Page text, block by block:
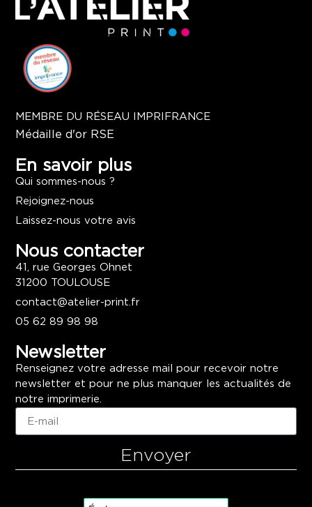
MEMBRE DU RÉSEAU IMPRIFRANCE
Médaille d'or RSE
En savoir plus
Qui sommes-nous ?
Rejoignez-nous
Laissez-nous votre avis
Nous contacter
41, rue Georges Ohnet
31200 TOULOUSE
contact@atelier-print.fr
05 62 89 98 98
Newsletter
Renseignez votre adresse mail pour recevoir notre
newsletter et pour ne plus manquer les actualités de
notre imprimerie.
Envoyer